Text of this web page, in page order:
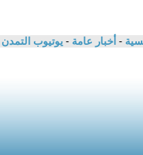
- أخبار عامة - يوتيوب التمدن